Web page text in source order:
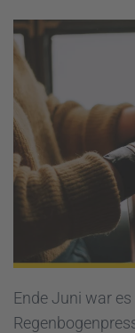
Ende Juni war